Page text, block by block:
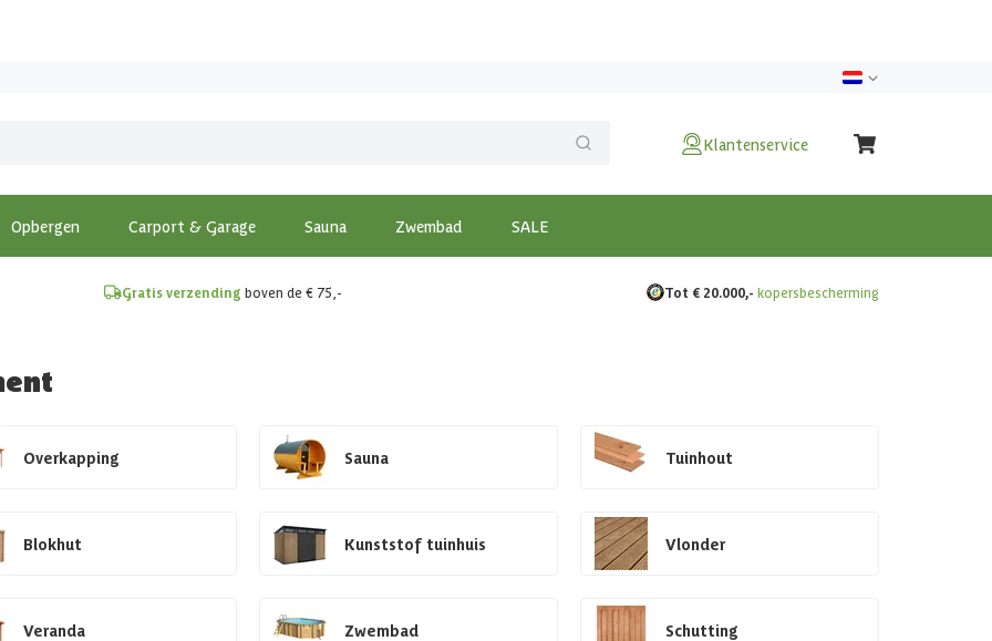
Klantenservice
Opbergen Carport & Garage Sauna Zwembad SALE
Gratis verzending boven de € 75,- Tot € 20.000,- kopersbescherming
Overkapping Sauna Tuinhout
Blokhut Kunststof tuinhuis Vlonder
Veranda Zwembad Schutting